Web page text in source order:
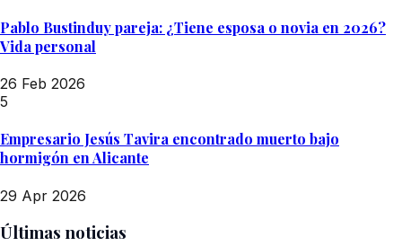
Pablo Bustinduy pareja: ¿Tiene esposa o novia en 2026?
Vida personal
26 Feb 2026
5
Empresario Jesús Tavira encontrado muerto bajo
hormigón en Alicante
29 Apr 2026
Últimas noticias